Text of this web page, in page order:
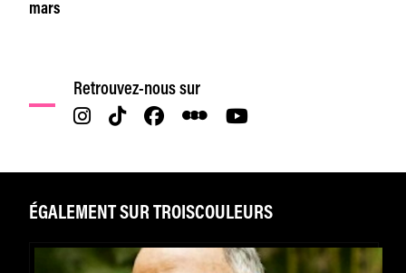
mars
Retrouvez-nous sur
ÉGALEMENT SUR TROISCOULEURS